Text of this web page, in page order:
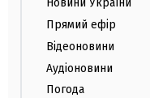
Новини України
Прямий ефір
Відеоновини
Аудіоновини
Погода